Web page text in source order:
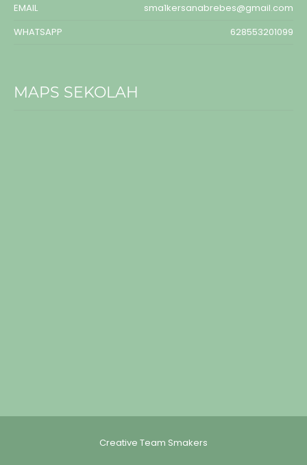
EMAIL
sma1kersanabrebes@gmail.com
WHATSAPP
628553201099
MAPS SEKOLAH
Creative Team Smakers